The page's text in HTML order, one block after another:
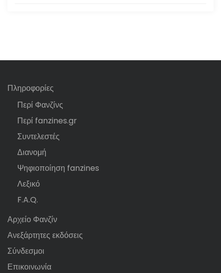
Πληροφορίες
Περί Φανζίνς
Περί fanzines.gr
Συντελεστές
Διανομή
Ψηφιοποίηση fanzines
Λεξικό
F.A.Q.
Αρχείο Φανζίν
Ανεξάρτητες εκδόσεις
Σύνδεσμοι
Επικοινωνία